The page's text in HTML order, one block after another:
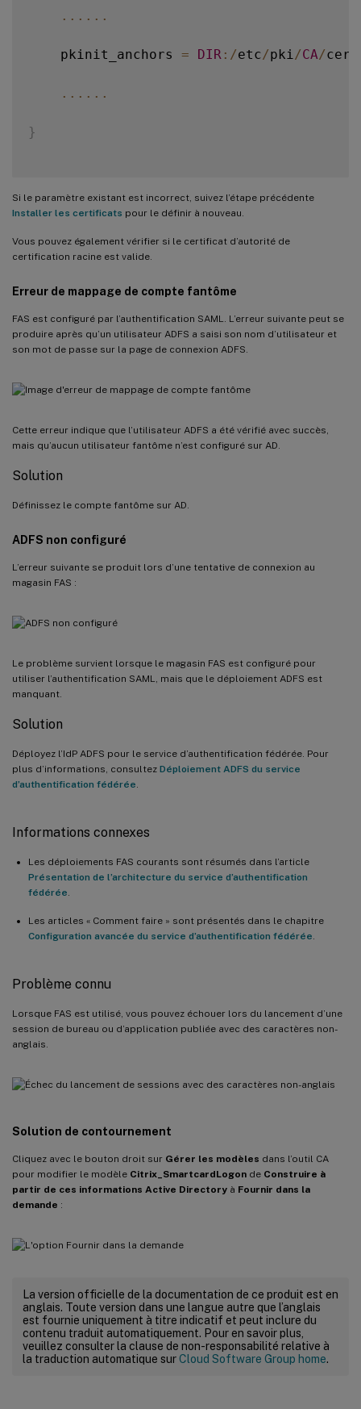
... ...
    pkinit_anchors
= DIR : /etc/pki /CA/
... ...
}
Si le paramètre existant est incorrect, suivez l’étape précédente
Installer les certificats pour le définir à nouveau.
Vous pouvez également vérifier si le certificat d’autorité de
certification racine est valide.
Erreur de mappage de compte fantôme
FAS est configuré par l’authentification SAML. L’erreur suivante peut se
produire après qu’un utilisateur ADFS a saisi son nom d’utilisateur et
son mot de passe sur la page de connexion ADFS.
Cette erreur indique que l’utilisateur ADFS a été vérifié avec succès,
mais qu’aucun utilisateur fantôme n’est configuré sur AD.
Solution
Définissez le compte fantôme sur AD.
ADFS non configuré
L’erreur suivante se produit lors d’une tentative de connexion au
magasin FAS :
Le problème survient lorsque le magasin FAS est configuré pour
utiliser l’authentification SAML, mais que le déploiement ADFS est
manquant.
Solution
Déployez l’IdP ADFS pour le service d’authentification fédérée. Pour
plus d’informations, consultez Déploiement ADFS du service
d’authentification fédérée
Informations connexes
Les déploiements FAS courants sont résumés dans l’article
Présentation de l’architecture du service d’authentification
fédérée
Les articles « Comment faire » sont présentés dans le chapitre
Configuration avancée du service d’authentification fédérée
Problème connu
Lorsque FAS est utilisé, vous pouvez échouer lors du lancement d’une
session de bureau ou d’application publiée avec des caractères non-
anglais.
Solution de contournement
Cliquez avec le bouton droit sur Gérer les modèles dans l’outil CA
pour modifier le modèle Citrix_SmartcardLogon de Construire à
partir de ces informations Active Directory à Fournir dans la
demande :
La version officielle de la documentation de ce produit est en
anglais. Toute version dans une langue autre que l’anglais
est fournie uniquement à titre indicatif et peut inclure du
contenu traduit automatiquement. Pour en savoir plus,
veuillez consulter la clause de non-responsabilité relative à
la traduction automatique surCloud Software Group home.